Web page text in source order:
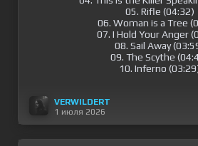
05. Rifle (04:32)
06. Woman is a Tree
07. I Hold Your Anger
08. Sail Away
09. The Scythe
10. Inferno
VERWILDERT
1 июля 2026